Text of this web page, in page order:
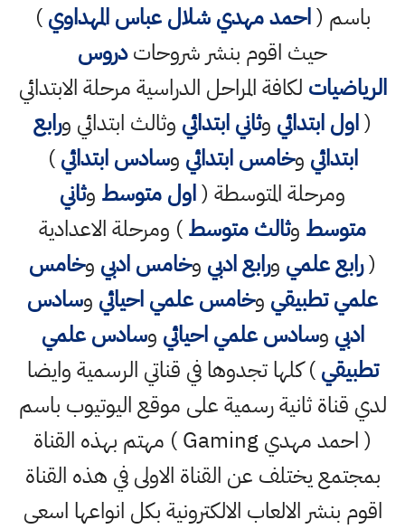
باسم (احمد مهدي شلال عباس المهداوي)
حيث اقوم بنشر شروحاتدروس
الرياضيات لكافة المراحل الدراسية مرحلة الابتدائي
(اول ابتدائي وثاني ابتدائي وثالث ابتدائي ورابع
ابتدائي وخامس ابتدائي وسادس ابتدائي)
ومرحلة المتوسطة (اول متوسط وثاني
متوسط وثالث متوسط) ومرحلة الاعدادية
(رابع علمي ورابع ادبي وخامس ادبي وخامس
علمي تطبيقي وخامس علمي احيائي وسادس
ادبي وسادس علمي احيائي وسادس علمي
تطبيقي) كلها تجدوها في قناتي الرسمية وايضا
لدي قناة ثانية رسمية على موقع اليوتيوب باسم
( احمد مهدي Gaming ) مهتم بهذه القناة
بمجتمع يختلف عن القناة الاولى في هذه القناة
اقوم بنشر الالعاب الالكترونية بكل انواعها اسعى